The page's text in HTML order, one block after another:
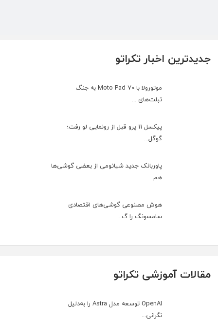
جدیدترین اخبار تکراتو
موتورولا با Moto Pad 70 به جنگ
تبلت‌های ...
پیکسل ۱۱ پرو قبل از رونمایی لو رفت؛
گوگل...
پاوربانک جدید شیائومی از بعضی گوشی‌ها
هم...
هوش مصنوعی گوشی‌های اقتصادی
سامسونگ را گ...
مقالات آموزشی تکراتو
OpenAI توسعه مدل Astra را به‌دلیل
نگرانی...